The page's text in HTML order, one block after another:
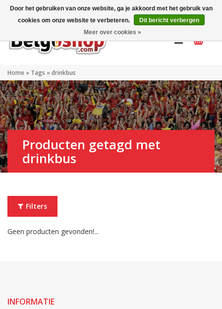
Mijn account NL
Home » Tags »drinkbus
Producten getagd met
drinkbus
Filters
Geen producten gevonden!...
INFORMATIE
Door het gebruiken van onze website, ga je akkoord met het gebruik van
cookies om onze website te verbeteren.
Dit bericht verbergen
Meer over cookies »